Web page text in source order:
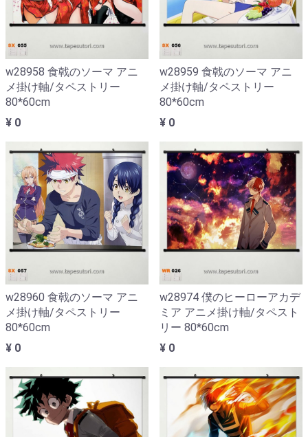
w28958 食戟のソーマ アニ
メ掛け軸/タペストリー
80*60cm
¥ 0
w28959 食戟のソーマ アニ
メ掛け軸/タペストリー
80*60cm
¥ 0
w28960 食戟のソーマ アニ
メ掛け軸/タペストリー
80*60cm
¥ 0
w28974 僕のヒーローアカデ
ミア アニメ掛け軸/タペスト
リー 80*60cm
¥ 0